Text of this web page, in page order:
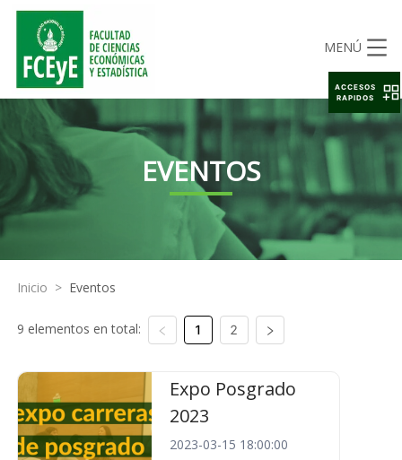
MENÚ
EVENTOS
Inicio > Eventos
9 elementos en total: 1 2
Expo Posgrado
2023
2023-03-15 18:00:00
ACCESOS
RAPIDOS